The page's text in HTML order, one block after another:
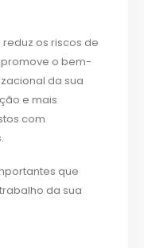
os riscos de
o bem-
da sua
e mais
com
que
da sua